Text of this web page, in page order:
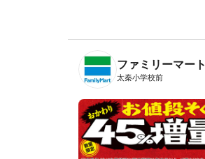
B
n
T
ファミリーマート
太秦小学校前